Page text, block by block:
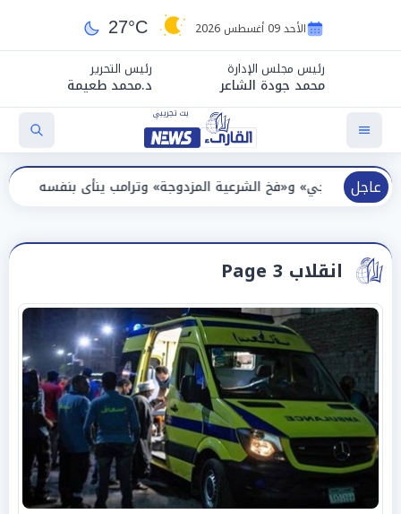
الأحد 09 أغسطس 2026 27°C
رئيس مجلس الإدارة
محمد جودة الشاعر
رئيس التحرير
د.محمد طعيمة
عاجلالمزدوجة» وترامب ينأى بنفسه وحليفه في «ميتم استراتيجي»
انقلاب Page 3